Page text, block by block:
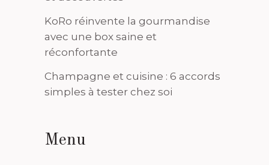
KoRo réinvente la gourmandise
avec une box saine et
réconfortante
Champagne et cuisine : 6 accords
simples à tester chez soi
Menu